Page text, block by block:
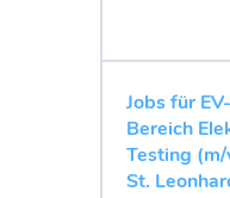
Jobs für
Bereich
Testing
St.